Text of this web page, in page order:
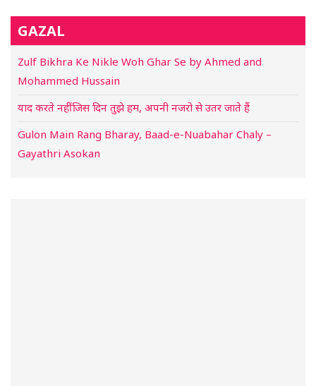
GAZAL
Zulf Bikhra Ke Nikle Woh Ghar Se by Ahmed and
Mohammed Hussain
याद करते नहीं जिस दिन तुझे हम, अपनी नजरो से उतर जाते हैं
Gulon Main Rang Bharay, Baad-e-Nuabahar Chaly –
Gayathri Asokan